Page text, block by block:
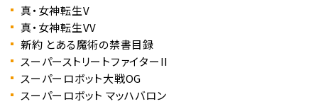
真・女神転生V
真・女神転生VV
新約 とある魔術の禁書目録
スーパーストリートファイターII
スーパーロボット大戦OG
スーパーロボット マッハバロン